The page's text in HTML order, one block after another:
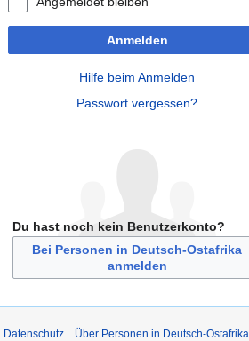
Anmelden
Hilfe beim Anmelden
Passwort vergessen?
Du hast noch kein Benutzerkonto?
Bei Personen in Deutsch-Ostafrika
anmelden
Datenschutz Über Personen in Deutsch-Ostafrika